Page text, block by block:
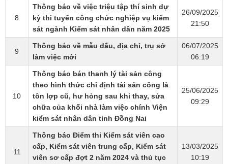
8
Thông báo về việc triệu tập thí sinh dự
kỳ thi tuyển công chức nghiệp vụ kiểm
sát ngành Kiểm sát nhân dân năm 2025
26/09/2025
21:50
9
Thông báo về mẫu dấu, địa chỉ, trụ sở
làm việc mới
06/07/2025
06:19
10
Thông báo bán thanh lý tài sản công
theo hình thức chỉ định tài sản công là
tôn lợp cũ, hư hỏng sau khi thay, sửa
chữa của khối nhà làm việc chính Viện
kiểm sát nhân dân tỉnh Đồng Nai
25/06/2025
09:29
11
Thông báo Điểm thi Kiểm sát viên cao
cấp, Kiểm sát viên trung cấp, Kiểm sát
viên sơ cấp đợt 2 năm 2024 và thủ tục
13/03/2025
10:19